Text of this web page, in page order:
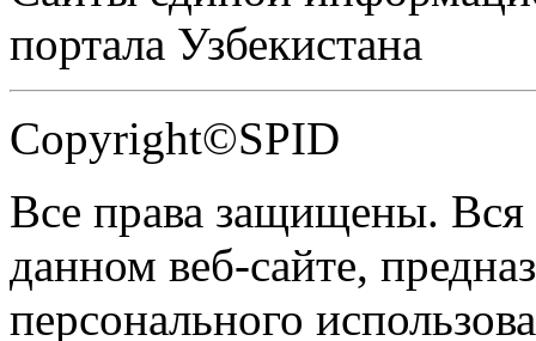
портала Узбекистана
Copyright©SPID
Все права защищены.
данном веб-сайте,
персонального